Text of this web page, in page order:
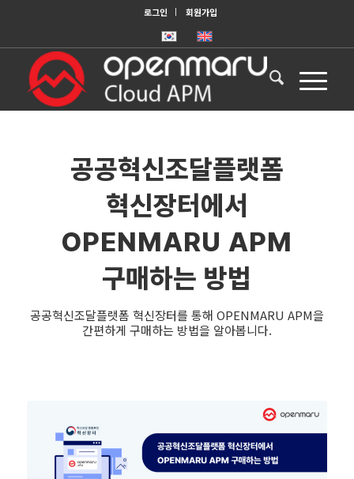
로그인 회원가입
공공혁신조달플랫폼
혁신장터에서
OPENMARU APM
구매하는 방법
공공혁신조달플랫폼 혁신장터를 통해 OPENMARU APM을
간편하게 구매하는 방법을 알아봅니다.